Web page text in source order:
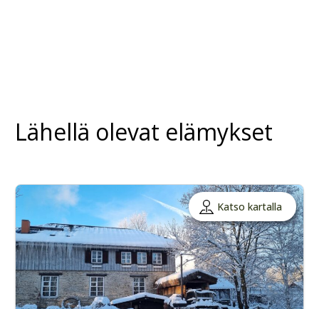
Lähellä olevat elämykset
Katso kartalla